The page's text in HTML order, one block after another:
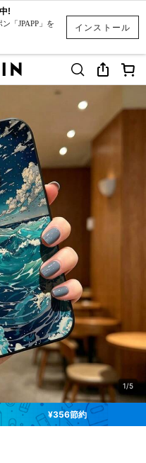
インストール
!
「JPAPP」を
1/5
¥356節約